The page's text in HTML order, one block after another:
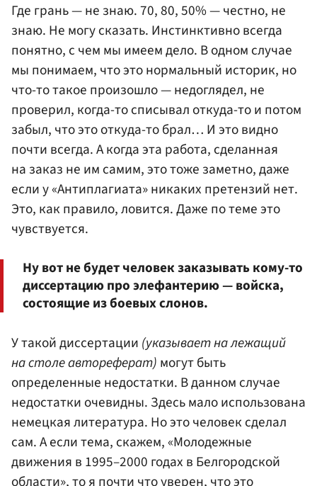
Где грань — не знаю. 70, 80, 50% — честно, не
знаю. Не могу сказать. Инстинктивно всегда
понятно, с чем мы имеем дело. В одном случае
мы понимаем, что это нормальный историк, но
что-то такое произошло — недоглядел, не
проверил, когда-то списывал откуда-то и потом
забыл, что это откуда-то брал… И это видно
почти всегда. А когда эта работа, сделанная
на заказ не им самим, это тоже заметно, даже
если у «Антиплагиата» никаких претензий нет.
Это, как правило, ловится. Даже по теме это
чувствуется.
Ну вот не будет человек заказывать кому-то
диссертацию про элефантерию — войска,
состоящие из боевых слонов.
У такой диссертации (указывает на лежащий
на столе автореферат) могут быть
определенные недостатки. В данном случае
недостатки очевидны. Здесь мало использована
немецкая литература. Но это человек сделал
сам. А если тема, скажем, «Молодежные
движения в 1995–2000 годах в Белгородской
области», то я почти что уверен, что это